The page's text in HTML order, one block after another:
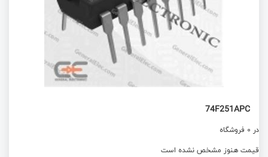
74F251APC
در 0 فروشگاه
قیمت هنوز مشخص نشده است